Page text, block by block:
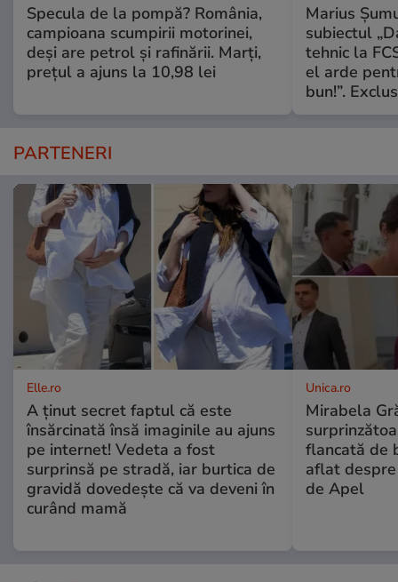
Specula de la pompă? România,
campioana scumpirii motorinei,
deși are petrol și rafinării. Marți,
prețul a ajuns la 10,98 lei
Marius
subiectul
tehnic la
el arde
bun!”.
PARTENERI
Elle.ro
A ținut secret faptul că este
însărcinată însă imaginile au ajuns
pe internet! Vedeta a fost
surprinsă pe stradă, iar burtica de
gravidă dovedește că va deveni în
curând mamă
Unica.ro
Mirabela
flancată de
aflat
de Apel